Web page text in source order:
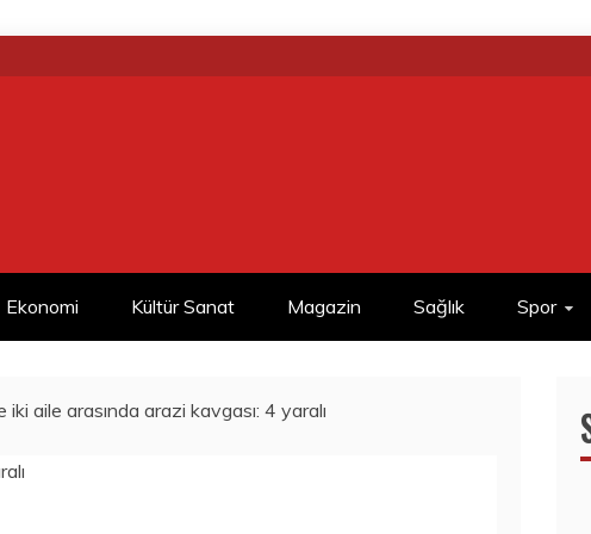
Ekonomi Kültür Sanat Magazin Sağlık Spor
iki aile arasında arazi kavgası: 4 yaralı